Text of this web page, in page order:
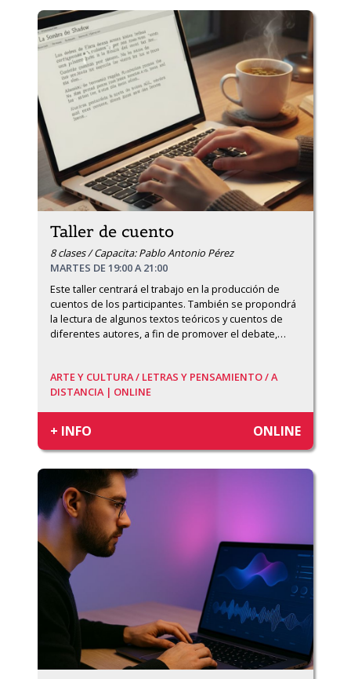
Taller de cuento
8 clases / Capacita: Pablo Antonio Pérez
MARTES DE 19:00 A 21:00
Este taller centrará el trabajo en la producción de
cuentos de los participantes. También se propondrá
la lectura de algunos textos teóricos y cuentos de
diferentes autores, a fin de promover el debate,…
ARTE Y CULTURA / LETRAS Y PENSAMIENTO /A
DISTANCIA | ONLINE
+ INFO ONLINE